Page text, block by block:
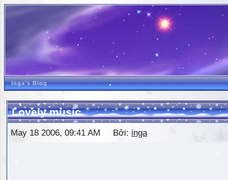
inga's Blog
Lovely music
May 18 2006, 09:41 AM Bởi: inga